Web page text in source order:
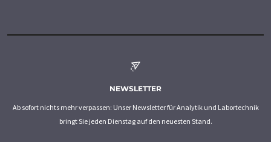
NEWSLETTER
Ab sofort nichts mehr verpassen: Unser Newsletter für Analytik und Labortechnik
bringt Sie jeden Dienstag auf den neuesten Stand.